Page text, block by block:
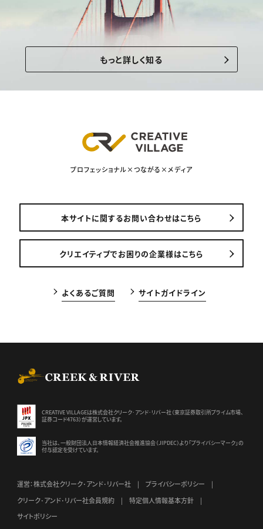
もっと詳しく知る
プロフェッショナル×つながる×メディア
本サイトに関するお問い合わせはこちら
クリエイティブでお困りの企業様はこちら
よくあるご質問 サイトガイドライン
CREATIVE VILLAGEは株式会社クリーク･アンド･リバー社（東京証券取引所プライム市場、
証券コード4763）が運営しています。
当社は、一般財団法人日本情報経済社会推進協会（JIPDEC）より 「プライバシーマーク」の
付与認定を受けています。
運営：株式会社クリーク･アンド･リバー社
プライバシーポリシー
クリーク･アンド･リバー社会員規約
特定個人情報基本方針
サイトポリシー